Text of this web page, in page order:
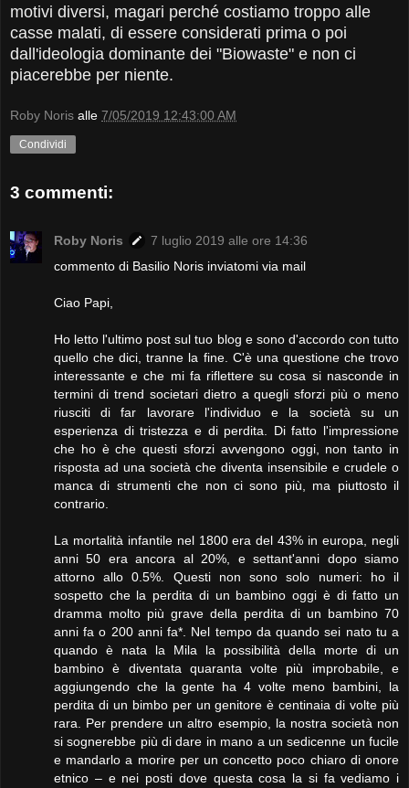
motivi diversi, magari perché costiamo troppo alle
casse malati, di essere considerati prima o poi
dall'ideologia dominante dei "Biowaste" e non ci
piacerebbe per niente.
Roby Noris alle 7/05/2019 12:43:00 AM
Condividi
3 commenti:
Roby Noris
7 luglio 2019 alle ore 14:36
commento di Basilio Noris inviatomi via mail
Ciao Papi,
Ho letto l'ultimo post sul tuo blog e sono d'accordo con tutto
quello che dici, tranne la fine. C'è una questione che trovo
interessante e che mi fa riflettere su cosa si nasconde in
termini di trend societari dietro a quegli sforzi più o meno
riusciti di far lavorare l'individuo e la società su un
esperienza di tristezza e di perdita. Di fatto l'impressione
che ho è che questi sforzi avvengono oggi, non tanto in
risposta ad una società che diventa insensibile e crudele o
manca di strumenti che non ci sono più, ma piuttosto il
contrario.
La mortalità infantile nel 1800 era del 43% in europa, negli
anni 50 era ancora al 20%, e settant'anni dopo siamo
attorno allo 0.5%. Questi non sono solo numeri: ho il
sospetto che la perdita di un bambino oggi è di fatto un
dramma molto più grave della perdita di un bambino 70
anni fa o 200 anni fa*. Nel tempo da quando sei nato tu a
quando è nata la Mila la possibilità della morte di un
bambino è diventata quaranta volte più improbabile, e
aggiungendo che la gente ha 4 volte meno bambini, la
perdita di un bimbo per un genitore è centinaia di volte più
rara. Per prendere un altro esempio, la nostra società non
si sognerebbe più di dare in mano a un sedicenne un fucile
e mandarlo a morire per un concetto poco chiaro di onore
etnico – e nei posti dove questa cosa la si fa vediamo i